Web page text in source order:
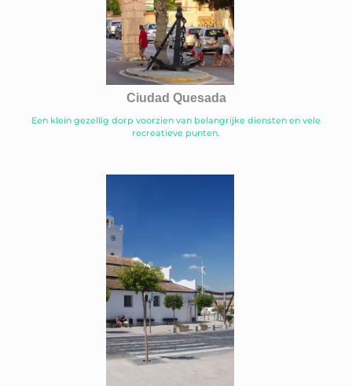
Ciudad Quesada
Een klein gezellig dorp voorzien van belangrijke diensten en vele
recreatieve punten.